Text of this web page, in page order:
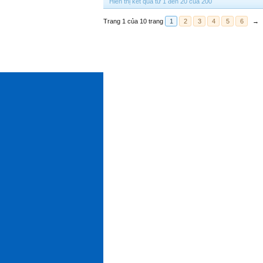
Trang 1 của 10 trang 1 2 3 4 5 6 →